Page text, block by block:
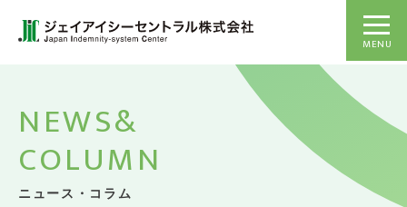
MENU
NEWS&
COLUMN
ニュース・コラム